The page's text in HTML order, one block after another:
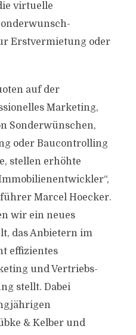
virtuelle
Erstvermietung oder
auf der
Marketing,
Sonderwünschen,
oder Baucontrolling
stellen erhöhte
Marcel Hoecker.
wir ein neues
das Anbietern im
effizientes
und Vertriebs-
stellt. Dabei
& Kelber und